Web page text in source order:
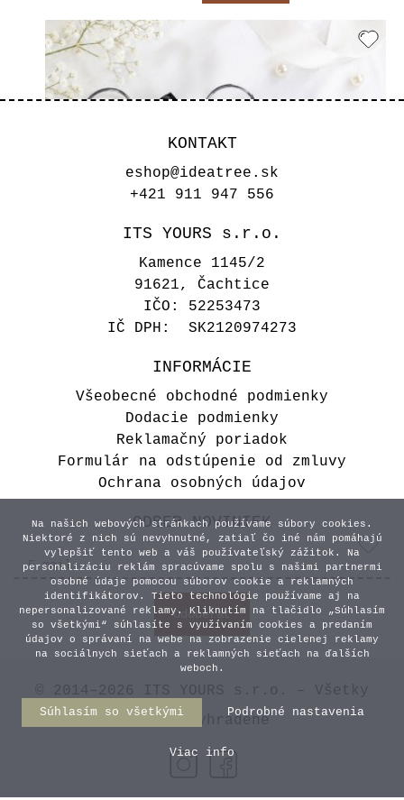
Svadobné vešiaky - Perlová
mašlička
16,00 €
KONTAKT
eshop@ideatree.sk
+421 911 947 556
ITS YOURS s.r.o.
Kamence 1145/2
91621, Čachtice
IČO: 52253473
IČ DPH: SK2120974273
INFORMÁCIE
Všeobecné obchodné podmienky
Dodacie podmienky
Reklamačný poriadok
Formulár na odstúpenie od zmluvy
Ochrana osobných údajov
ODBER NOVINIEK
© 2014–2026 ITS YOURS s.r.o. – Všetky
práva vyhradené
Na našich webových stránkach používame súbory cookies.
Niektoré z nich sú nevyhnutné, zatiaľ čo iné nám pomáhajú
vylepšiť tento web a váš používateľský zážitok. Na
personalizáciu reklám spracúvame spolu s našimi partnermi
osobné údaje pomocou súborov cookie a reklamných
identifikátorov. Tieto technológie používame aj na
nepersonalizované reklamy. Kliknutím na tlačidlo „Súhlasím
so všetkými“ súhlasíte s využívaním cookies a predaním
údajov o správaní na webe na zobrazenie cielenej reklamy
na sociálnych sieťach a reklamných sieťach na ďalších
weboch.
Súhlasím so všetkými Podrobné nastavenia
Viac info